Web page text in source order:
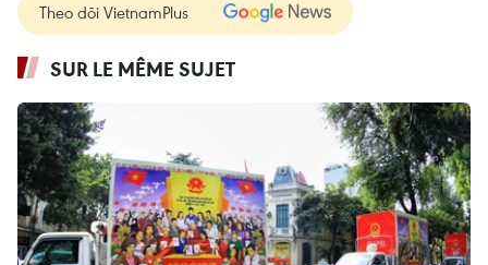
Theo dõi VietnamPlus
SUR LE MÊME SUJET